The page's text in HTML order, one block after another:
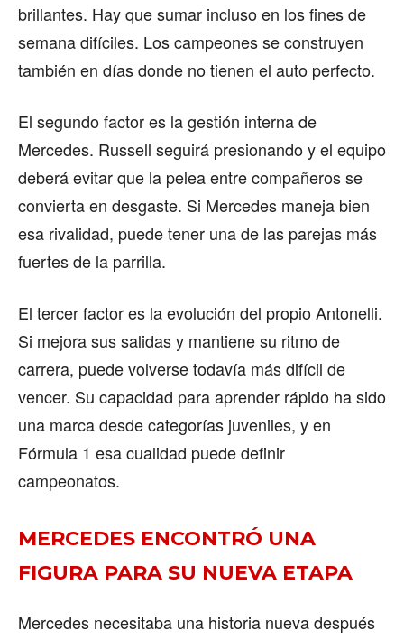
brillantes. Hay que sumar incluso en los fines de
semana difíciles. Los campeones se construyen
también en días donde no tienen el auto perfecto.
El segundo factor es la gestión interna de
Mercedes. Russell seguirá presionando y el equipo
deberá evitar que la pelea entre compañeros se
convierta en desgaste. Si Mercedes maneja bien
esa rivalidad, puede tener una de las parejas más
fuertes de la parrilla.
El tercer factor es la evolución del propio Antonelli.
Si mejora sus salidas y mantiene su ritmo de
carrera, puede volverse todavía más difícil de
vencer. Su capacidad para aprender rápido ha sido
una marca desde categorías juveniles, y en
Fórmula 1 esa cualidad puede definir
campeonatos.
MERCEDES ENCONTRÓ UNA
FIGURA PARA SU NUEVA ETAPA
Mercedes necesitaba una historia nueva después